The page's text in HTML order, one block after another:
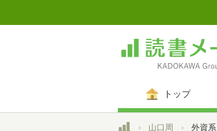
トップ
トップ山口周 外資系